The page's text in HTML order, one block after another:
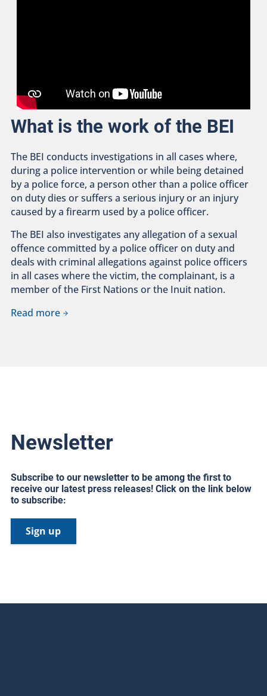
What is the work of the BEI
The BEI conducts investigations in all cases where,
during a police intervention or while being detained
by a police force, a person other than a police officer
on duty dies or suffers a serious injury or an injury
caused by a firearm used by a police officer.
The BEI also investigates any allegation of a sexual
offence committed by a police officer on duty and
deals with criminal allegations against police officers
in all cases where the victim, the complainant, is a
member of the First Nations or the Inuit nation.
Read more
Newsletter
Subscribe to our newsletter to be among the first to
receive our latest press releases! Click on the link below
to subscribe:
Sign up